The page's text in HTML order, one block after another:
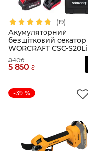
(19)
Акумуляторний
безщітковий секатор
WORCRAFT CSC-
8 100
5 850 ₴
-39 %